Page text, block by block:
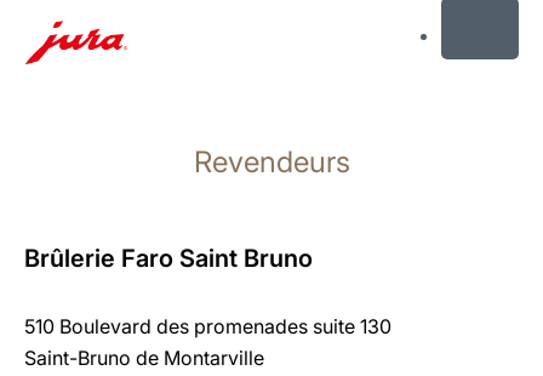
recherche
Revendeurs
Brûlerie Faro Saint Bruno
510 Boulevard des promenades suite 130
Saint-Bruno de Montarville